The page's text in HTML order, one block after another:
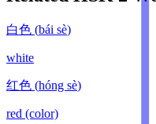
白色 (bái sè)
white
红色 (hóng sè)
red (color)